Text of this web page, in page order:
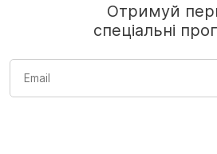
Отримуй
спеціальні